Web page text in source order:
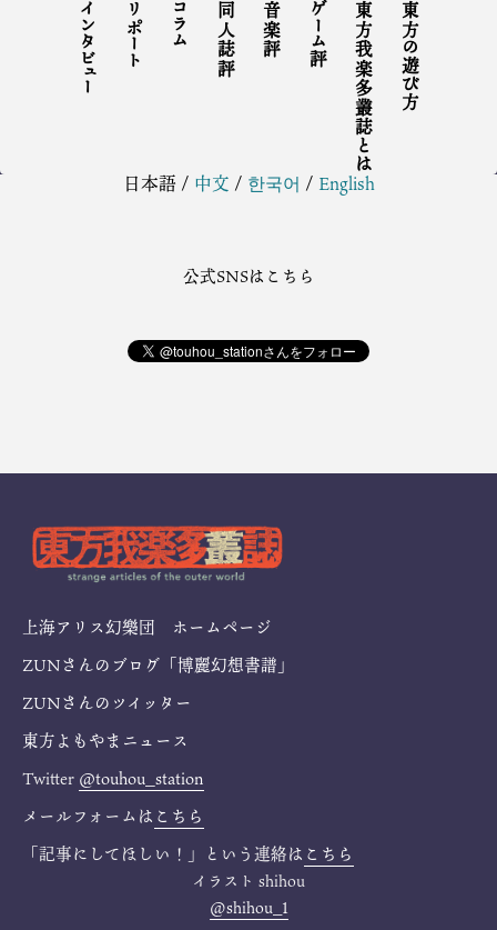
インタビュー リポート コラム 同人誌評 音楽評 ゲーム評 東方我楽多叢誌とは 東方の遊び方
日本語/ 中文 / 한국어 / English
公式SNSはこちら
上海アリス幻樂団 ホームページ
ZUNさんのブログ「博麗幻想書譜」
ZUNさんのツイッター
東方よもやまニュース
Twitter @touhou_station
メールフォームは こちら
「記事にしてほしい！」という連絡は こちら
イラスト shihou
@shihou_1